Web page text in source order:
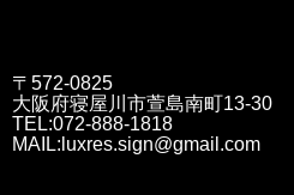
〒572-0825
大阪府寝屋川市萱島南町13-30
TEL:072-888-1818
MAIL:luxres.sign@gmail.com